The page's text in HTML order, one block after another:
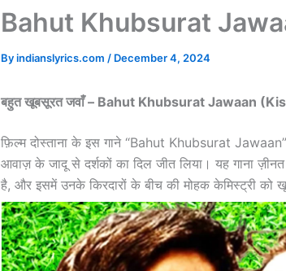
Bahut Khubsurat
Byindianslyrics.com / December 4, 2024
बहुत खूबसूरत जवाँ – Bahut Khubsurat Jawaan
फ़िल्म दोस्ताना के इस गाने “Bahut Khubsurat
आवाज़ के जादू से दर्शकों का दिल जीत लिया। यह गाना
है, और इसमें उनके किरदारों के बीच की मोहक केमिस्ट्री को